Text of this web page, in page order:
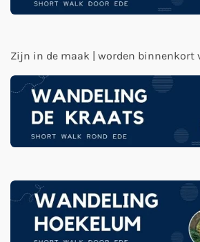
Zijn in de maak | worden binnenkort